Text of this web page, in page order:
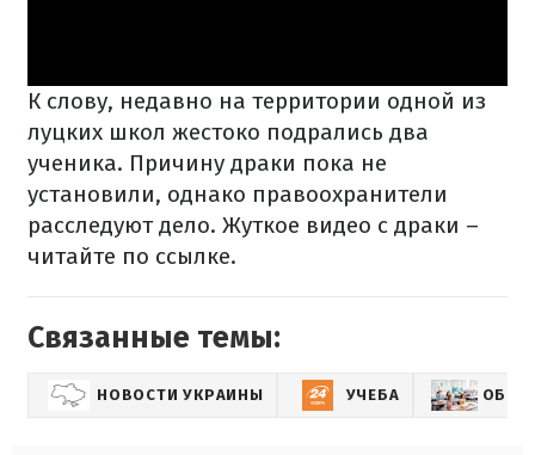
К слову, недавно на территории одной из
луцких школ жестоко подрались два
ученика. Причину драки пока не
установили, однако правоохранители
расследуют дело. Жуткое видео с драки –
читайте по ссылке.
Связанные темы:
НОВОСТИ УКРАИНЫ УЧЕБА